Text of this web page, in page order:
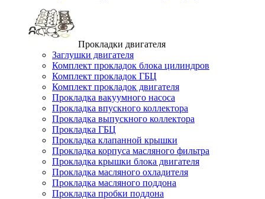
Прокладки двигателя
Заглушки двигателя
Комплект прокладок блока цилиндров
Комплект прокладок ГБЦ
Комплект прокладок двигателя
Прокладка вакуумного насоса
Прокладка впускного коллектора
Прокладка выпускного коллектора
Прокладка ГБЦ
Прокладка клапанной крышки
Прокладка корпуса масляного фильтра
Прокладка крышки блока двигателя
Прокладка масляного охладителя
Прокладка масляного поддона
Прокладка пробки поддона